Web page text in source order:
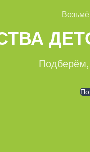
Подберём,